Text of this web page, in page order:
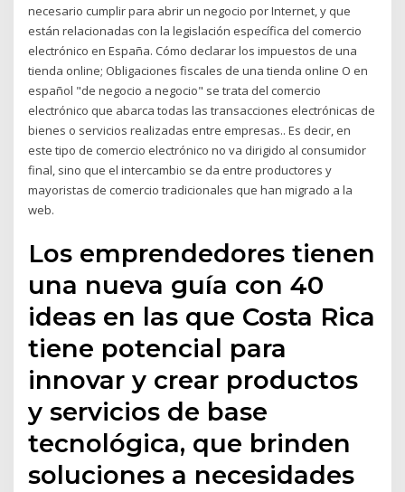
necesario cumplir para abrir un negocio por Internet, y que
están relacionadas con la legislación específica del comercio
electrónico en España. Cómo declarar los impuestos de una
tienda online; Obligaciones fiscales de una tienda online O en
español "de negocio a negocio" se trata del comercio
electrónico que abarca todas las transacciones electrónicas de
bienes o servicios realizadas entre empresas.. Es decir, en
este tipo de comercio electrónico no va dirigido al consumidor
final, sino que el intercambio se da entre productores y
mayoristas de comercio tradicionales que han migrado a la
web.
Los emprendedores tienen
una nueva guía con 40
ideas en las que Costa Rica
tiene potencial para
innovar y crear productos
y servicios de base
tecnológica, que brinden
soluciones a necesidades